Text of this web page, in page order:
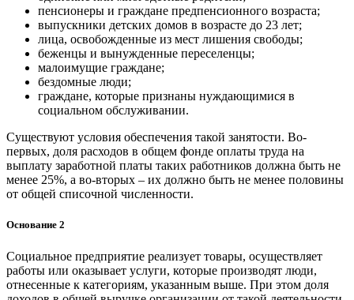
пенсионеры и граждане предпенсионного возраста;
выпускники детских домов в возрасте до 23 лет;
лица, освобожденные из мест лишения свободы;
беженцы и вынужденные переселенцы;
малоимущие граждане;
бездомные люди;
граждане, которые признаны нуждающимися в
социальном обслуживании.
Существуют условия обеспечения такой занятости. Во-
первых, доля расходов в общем фонде оплаты труда на
выплату заработной платы таких работников должна быть не
менее 25%, а во-вторых – их должно быть не менее половины
от общей списочной численности.
Основание 2
Социальное предприятие реализует товары, осуществляет
работы или оказывает услуги, которые производят люди,
отнесенные к категориям, указанным выше. При этом доля